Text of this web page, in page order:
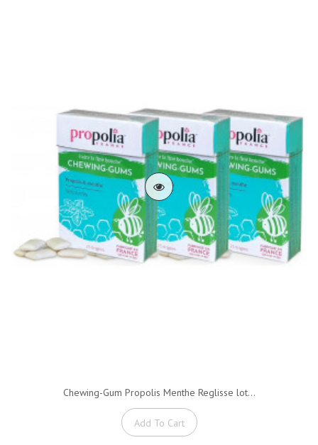
Chewing-Gum Propolis Menthe Reglisse lot...
Add To Cart